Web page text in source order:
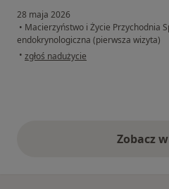
28 maja 2026
• Macierzyństwo i Życie Przychodnia
endokrynologiczna (pierwsza wizyta)
• w opinii użytkownika Jolanta
zgłoś nadużycie
Zobacz